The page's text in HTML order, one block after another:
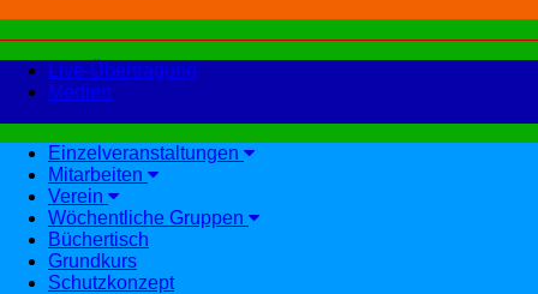
Live-Übertragung
Medien
Einzelveranstaltungen
Mitarbeiten
Verein
Wöchentliche Gruppen
Büchertisch
Grundkurs
Schutzkonzept